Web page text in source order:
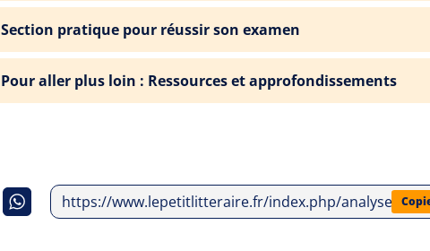
Section pratique pour réussir son examen
Pour aller plus loin : Ressources et approfondissements
https://www.lepetitlitteraire.fr/index.php/analyses-